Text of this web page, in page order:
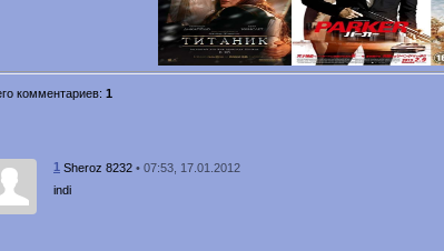
комментариев: 1
1 Sheroz 8232 • 07:53, 17.01.2012
indi